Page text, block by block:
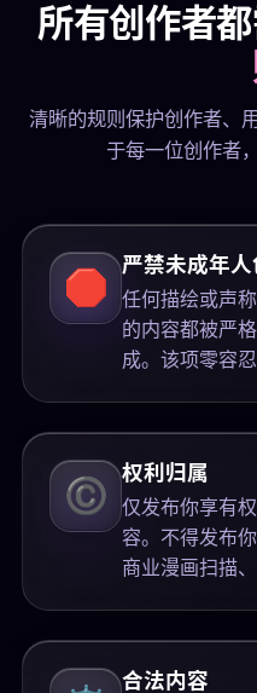
所有创作者
清晰的规则保护创作者、
于每一位创作者
🛑
严禁未成年人
任何描绘或声
的内容都被严
成。该项零容
©️
权利归属
仅发布你享有
容。不得发布
商业漫画扫描
合法内容